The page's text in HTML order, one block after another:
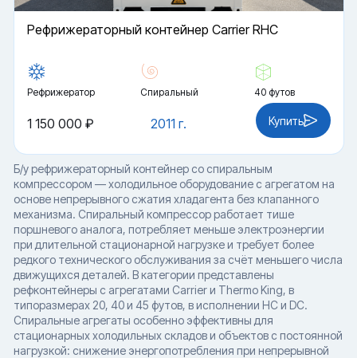
Рефрижераторный контейнер Carrier RHC
Рефрижератор Спиральный 40 футов
2011 г.
1 150 000 ₽ Купить
Б/у рефрижераторный контейнер со спиральным
компрессором — холодильное оборудование с агрегатом на
основе непрерывного сжатия хладагента без клапанного
механизма. Спиральный компрессор работает тише
поршневого аналога, потребляет меньше электроэнергии
при длительной стационарной нагрузке и требует более
редкого технического обслуживания за счёт меньшего числа
движущихся деталей. В категории представлены
рефконтейнеры с агрегатами Carrier и Thermo King, в
типоразмерах 20, 40 и 45 футов, в исполнении HC и DC.
Спиральные агрегаты особенно эффективны для
стационарных холодильных складов и объектов с постоянной
нагрузкой: снижение энергопотребления при непрерывной